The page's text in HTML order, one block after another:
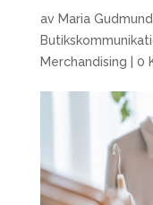
av Maria
Merchandising
0